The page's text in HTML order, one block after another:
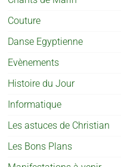
Couture
Danse Egyptienne
Evènements
Histoire du Jour
Informatique
Les astuces de Christian
Les Bons Plans